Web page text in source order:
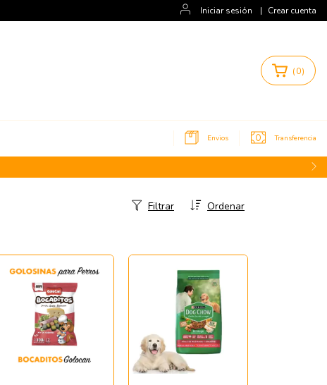
Iniciar sesión | Crear cuenta
(0)
Envios Transferencia
Ordenar
Filtrar